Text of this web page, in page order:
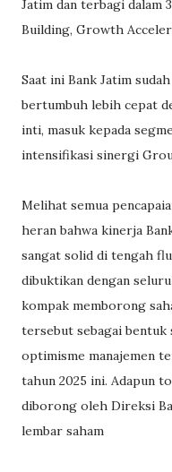
Jatim dan terbagi dalam
Building, Growth
Saat ini Bank Jatim
bertumbuh lebih cepat
inti, masuk kepada
intensifikasi sinergi
Melihat semua
heran bahwa kinerja
sangat solid di tengah
dibuktikan dengan
kompak memborong
tersebut sebagai
optimisme manajemen
tahun 2025 ini. Adapun
diborong oleh Direksi
lembar saham